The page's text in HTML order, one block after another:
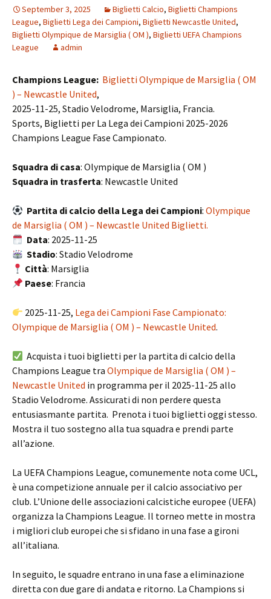
September 3, 2025 Biglietti Calcio, Biglietti Champions
League, Biglietti Lega dei Campioni, Biglietti Newcastle United,
Biglietti Olympique de Marsiglia ( OM ), Biglietti UEFA Champions
League
admin
Champions League: Biglietti Olympique de Marsiglia ( OM
) – Newcastle United,
2025-11-25, Stadio Velodrome, Marsiglia, Francia.
Sports, Biglietti per La Lega dei Campioni 2025-2026
Champions League Fase Campionato.
Squadra di casa: Olympique de Marsiglia ( OM )
Squadra in trasferta: Newcastle United
Partita di calcio della Lega dei Campioni:Olympique
de Marsiglia ( OM ) – Newcastle United Biglietti.
Data: 2025-11-25
Stadio: Stadio Velodrome
Città: Marsiglia
Paese: Francia
2025-11-25, Lega dei Campioni Fase Campionato:
Olympique de Marsiglia ( OM ) – Newcastle United.
Acquista i tuoi biglietti per la partita di calcio della
Champions League tra Olympique de Marsiglia ( OM ) –
Newcastle United in programma per il 2025-11-25 allo
Stadio Velodrome. Assicurati di non perdere questa
entusiasmante partita. Prenota i tuoi biglietti oggi stesso.
Mostra il tuo sostegno alla tua squadra e prendi parte
all’azione.
La UEFA Champions League, comunemente nota come UCL,
è una competizione annuale per il calcio associativo per
club. L’Unione delle associazioni calcistiche europee (UEFA)
organizza la Champions League. Il torneo mette in mostra
i migliori club europei che si sfidano in una fase a gironi
all’italiana.
In seguito, le squadre entrano in una fase a eliminazione
diretta con due gare di andata e ritorno. La Champions si